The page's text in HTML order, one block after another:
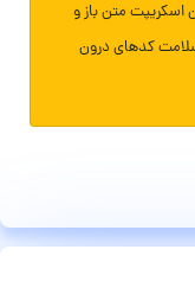
اسکریپت متن باز و
کدهای درون